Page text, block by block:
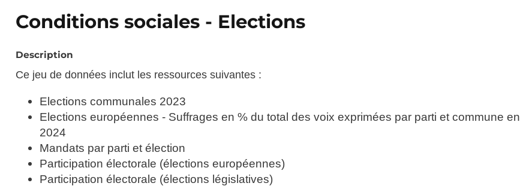
Conditions sociales - Elections
Description
Ce jeu de données inclut les ressources suivantes :
Elections communales 2023
Elections européennes - Suffrages en % du total des voix exprimées par parti et commune en
2024
Mandats par parti et élection
Participation électorale (élections européennes)
Participation électorale (élections législatives)